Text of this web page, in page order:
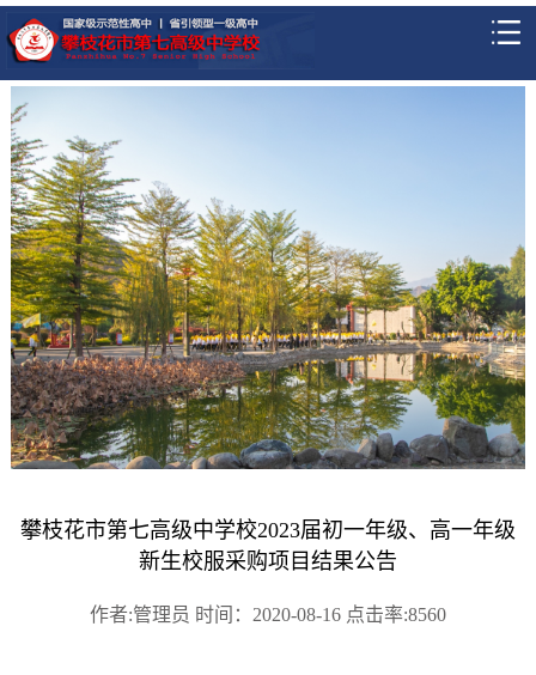
攀枝花市第七高级中学校2023届初一年级、高一年级
新生校服采购项目结果公告
作者:管理员 时间：2020-08-16 点击率:8560